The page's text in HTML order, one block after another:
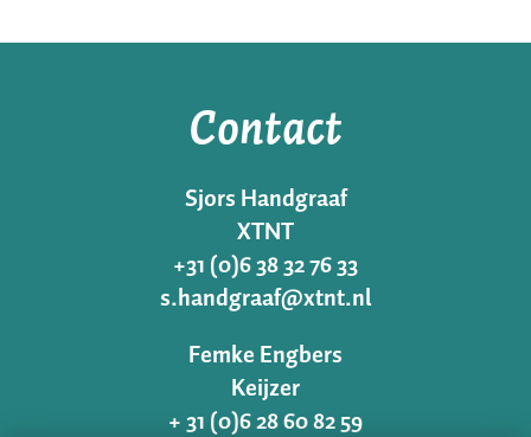
Contact
Sjors Handgraaf
XTNT
+31 (0)6 38 32 76 33
s.handgraaf@xtnt.nl
Femke Engbers
Keijzer
+ 31 (0)6 28 60 82 59